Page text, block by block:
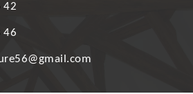
42
46